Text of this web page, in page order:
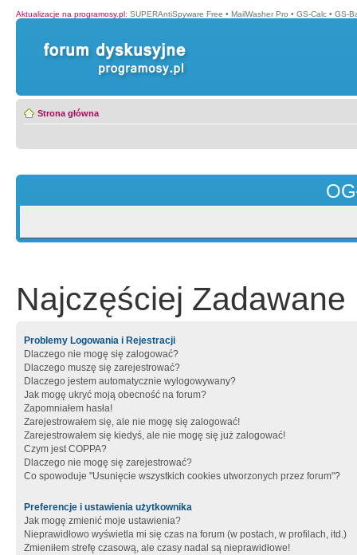
Aktualizacje na programosy.pl: SUPERAntiSpyware Free • MailWasher Pro • GS-Calc • GS-
Strona główna
Najczęściej Zadawane
Problemy Logowania i Rejestracji
Dlaczego nie mogę się zalogować?
Dlaczego muszę się zarejestrować?
Dlaczego jestem automatycznie wylogowywany?
Jak mogę ukryć moją obecność na forum?
Zapomniałem hasła!
Zarejestrowałem się, ale nie mogę się zalogować!
Zarejestrowałem się kiedyś, ale nie mogę się już zalogować!
Czym jest COPPA?
Dlaczego nie mogę się zarejestrować?
Co spowoduje "Usunięcie wszystkich cookies utworzonych przez forum"?
Preferencje i ustawienia użytkownika
Jak mogę zmienić moje ustawienia?
Nieprawidłowo wyświetla mi się czas na forum (w postach, w profilach, itd.)
Zmieniłem strefę czasową, ale czasy nadal są nieprawidłowe!